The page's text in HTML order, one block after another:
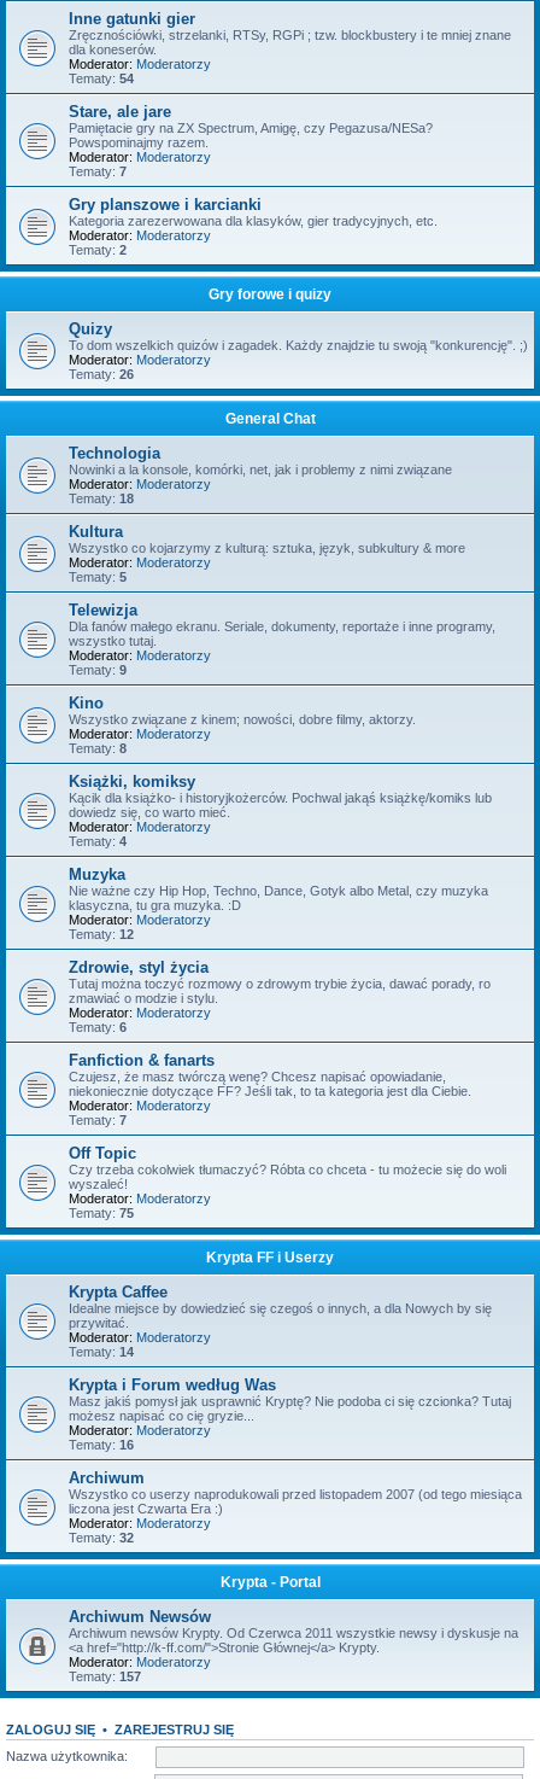
Inne gatunki gier
Zręcznościówki, strzelanki, RTSy, RGPi ; tzw. blockbustery i te mniej znane
dla koneserów.
Moderator: Moderatorzy
Tematy: 54
Stare, ale jare
Pamiętacie gry na ZX Spectrum, Amigę, czy Pegazusa/NESa?
Powspominajmy razem.
Moderator: Moderatorzy
Tematy: 7
Gry planszowe i karcianki
Kategoria zarezerwowana dla klasyków, gier tradycyjnych, etc.
Moderator: Moderatorzy
Tematy: 2
Gry forowe i quizy
Quizy
To dom wszelkich quizów i zagadek. Każdy znajdzie tu swoją "konkurencję". ;)
Moderator: Moderatorzy
Tematy: 26
General Chat
Technologia
Nowinki a la konsole, komórki, net, jak i problemy z nimi związane
Moderator: Moderatorzy
Tematy: 18
Kultura
Wszystko co kojarzymy z kulturą: sztuka, język, subkultury & more
Moderator: Moderatorzy
Tematy: 5
Telewizja
Dla fanów małego ekranu. Seriale, dokumenty, reportaże i inne programy,
wszystko tutaj.
Moderator: Moderatorzy
Tematy: 9
Kino
Wszystko związane z kinem; nowości, dobre filmy, aktorzy.
Moderator: Moderatorzy
Tematy: 8
Książki, komiksy
Kącik dla książko- i historyjkożerców. Pochwal jakąś książkę/komiks lub
dowiedz się, co warto mieć.
Moderator: Moderatorzy
Tematy: 4
Muzyka
Nie ważne czy Hip Hop, Techno, Dance, Gotyk albo Metal, czy muzyka
klasyczna, tu gra muzyka. :D
Moderator: Moderatorzy
Tematy: 12
Zdrowie, styl życia
Tutaj można toczyć rozmowy o zdrowym trybie życia, dawać porady, ro
zmawiać o modzie i stylu.
Moderator: Moderatorzy
Tematy: 6
Fanfiction & fanarts
Czujesz, że masz twórczą wenę? Chcesz napisać opowiadanie,
niekoniecznie dotyczące FF? Jeśli tak, to ta kategoria jest dla Ciebie.
Moderator: Moderatorzy
Tematy: 7
Off Topic
Czy trzeba cokolwiek tłumaczyć? Róbta co chceta - tu możecie się do woli
wyszaleć!
Moderator: Moderatorzy
Tematy: 75
Krypta FF i Userzy
Krypta Caffee
Idealne miejsce by dowiedzieć się czegoś o innych, a dla Nowych by się
przywitać.
Moderator: Moderatorzy
Tematy: 14
Krypta i Forum według Was
Masz jakiś pomysł jak usprawnić Kryptę? Nie podoba ci się czcionka? Tutaj
możesz napisać co cię gryzie...
Moderator: Moderatorzy
Tematy: 16
Archiwum
Wszystko co userzy naprodukowali przed listopadem 2007 (od tego miesiąca
liczona jest Czwarta Era :)
Moderator: Moderatorzy
Tematy: 32
Krypta - Portal
Archiwum Newsów
Archiwum newsów Krypty. Od Czerwca 2011 wszystkie newsy i dyskusje na
<a href="http://k-ff.com/">Stronie Głównej</a> Krypty.
Moderator: Moderatorzy
Tematy: 157
ZALOGUJ SIĘ • ZAREJESTRUJ SIĘ
Nazwa użytkownika: